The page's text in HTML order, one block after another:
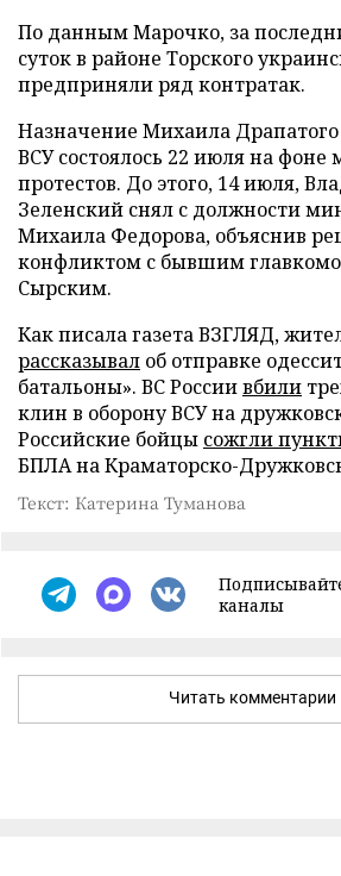
По данным Марочко, за
суток в районе Торского
предприняли ряд контратак.
Назначение Михаила Драпатого
ВСУ состоялось 22 июля на фоне
протестов. До этого, 14 июля,
Зеленский снял с должности
Михаила Федорова, объяснив
конфликтом с бывшим
Сырским.
Как писала газета ВЗГЛЯД,
рассказывал об отправке
батальоны». ВС Россиивбили
клин в оборону ВСУ на
Российские бойцы сожгли
БПЛА на Краматорско-
Текст: Катерина Туманова
каналы
Читать комментарии